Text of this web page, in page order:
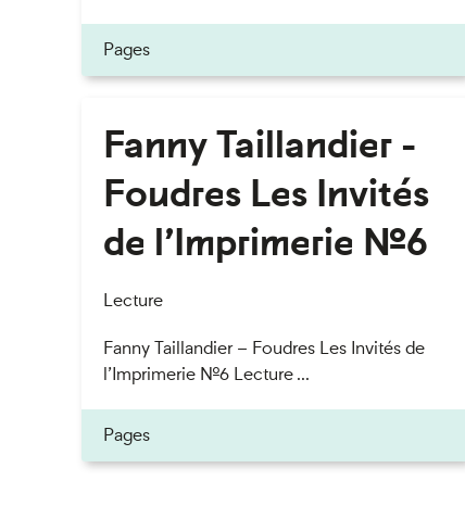
Pages
Fanny Taillandier -
Foudres Les Invités
de l’Imprimerie n°6
Lecture
Fanny Taillandier – Foudres Les Invités de
l’Imprimerie n°6 Lecture ...
Pages